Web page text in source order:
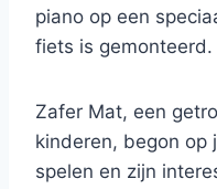
piano op een
fiets is gemonteerd.
Zafer Mat, een
kinderen, begon op
spelen en zijn